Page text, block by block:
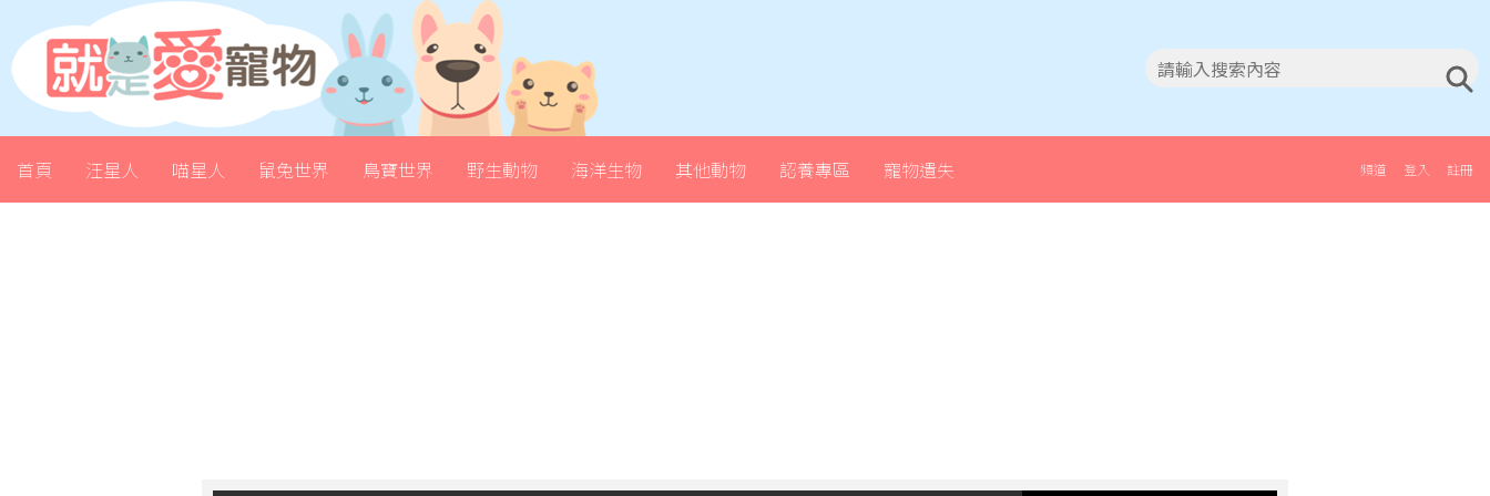
首頁 汪星人 喵星人 鼠兔世界 鳥寶世界 野生動物 海洋生物 其他動物 認養專區 寵物遺失 註冊
登入
頻道